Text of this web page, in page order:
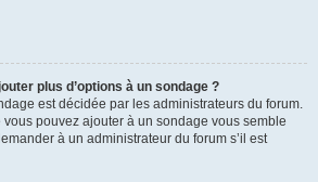
plus d’options à un sondage ?
est décidée par les administrateurs du forum.
vous pouvez ajouter à un sondage vous semble
à un administrateur du forum s’il est